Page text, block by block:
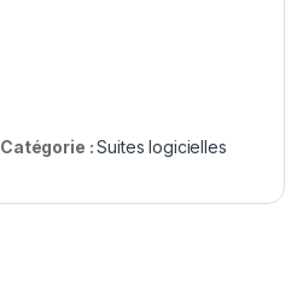
Catégorie :Suites logicielles